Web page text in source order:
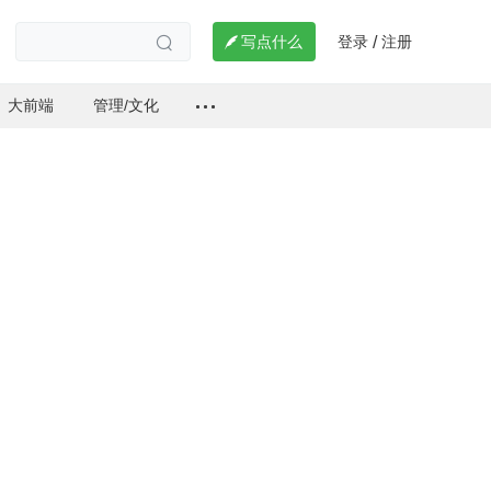
  写点什么 登录 / 注册
大前端 管理/文化